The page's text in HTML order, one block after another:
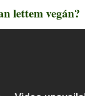
lettem vegán?